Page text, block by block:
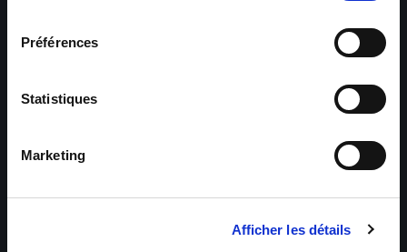
Préférences
Statistiques
Marketing
Afficher les détails
Maxiplan
Mulhouse – Industrie,
Logistique, Transport et
Bâtiment et Tertiaire
Logistique, Bâtiment et
Guebwiller – Industrie,
Experts Paris – Tertiaire,
Cadres